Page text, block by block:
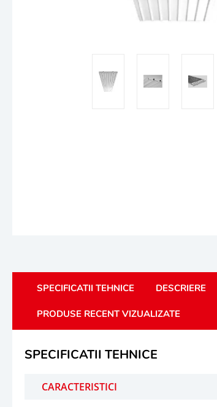
SPECIFICATII TEHNICE DESCRIERE
PRODUSE RECENT VIZUALIZATE
SPECIFICATII TEHNICE
CARACTERISTICI